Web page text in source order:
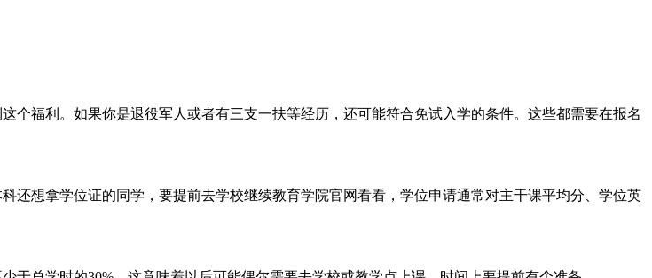
福利。如果你是退役军人或者有三支一扶等经历，还可能符合免试入学的条件。这些都需要在报名
想拿学位证的同学，要提前去学校继续教育学院官网看看，学位申请通常对主干课平均分、学位英